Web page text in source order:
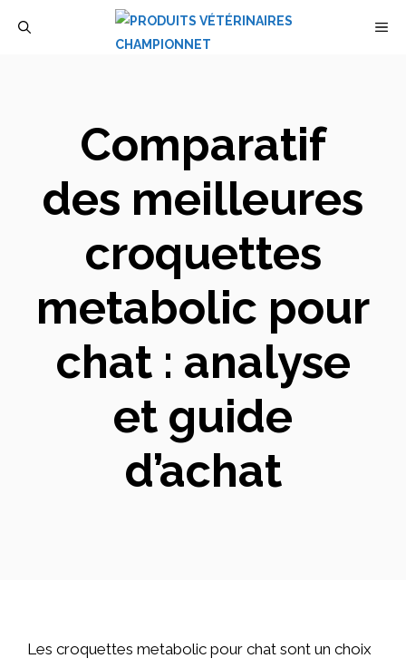
Comparatif
des meilleures
croquettes
metabolic pour
chat : analyse
et guide
d’achat
Les croquettes metabolic pour chat sont un choix